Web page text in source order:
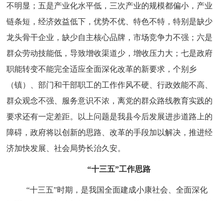
不明显；五是产业化水平低，三次产业的规模都偏小，产业
链条短，经济效益低下，优势不优、特色不特，特别是缺少
龙头骨干企业，缺少自主核心品牌，市场竞争力不强；六是
群众劳动技能低，导致增收渠道少，增收压力大；七是政府
职能转变不能完全适应全面深化改革的新要求，个别乡
（镇）、部门和干部职工的工作作风不硬、行政效能不高、
群众观念不强、服务意识不浓，离党的群众路线教育实践的
要求还有一定差距。以上问题是我县今后发展进步道路上的
障碍，政府将以创新的思路、改革的手段加以解决，推进经
济加快发展、社会局势长治久安。
“十三五”工作思路
“十三五”时期，是我国全面建成小康社会、全面深化